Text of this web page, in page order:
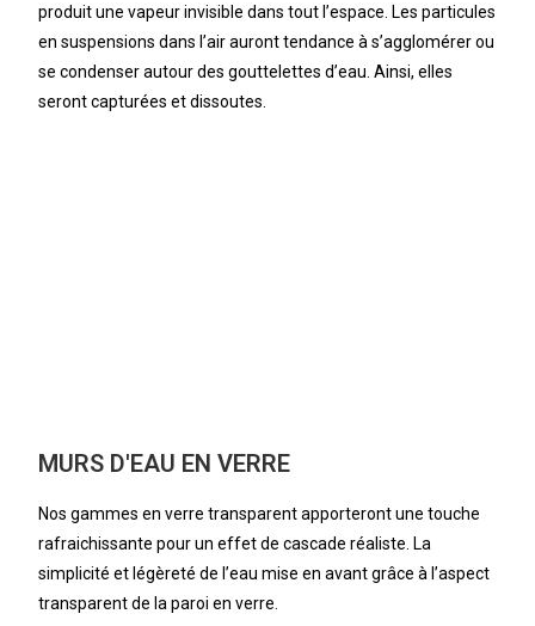
produit une vapeur invisible dans tout l’espace. Les particules
en suspensions dans l’air auront tendance à s’agglomérer ou
se condenser autour des gouttelettes d’eau. Ainsi, elles
seront capturées et dissoutes.
MURS D'EAU EN VERRE
Nos gammes en verre transparent apporteront une touche
rafraichissante pour un effet de cascade réaliste. La
simplicité et légèreté de l’eau mise en avant grâce à l’aspect
transparent de la paroi en verre.